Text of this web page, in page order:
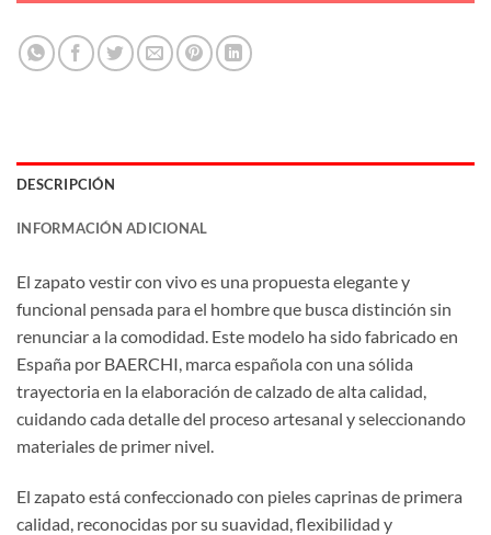
DESCRIPCIÓN
INFORMACIÓN ADICIONAL
El zapato vestir con vivo es una propuesta elegante y
funcional pensada para el hombre que busca distinción sin
renunciar a la comodidad. Este modelo ha sido fabricado en
España por BAERCHI, marca española con una sólida
trayectoria en la elaboración de calzado de alta calidad,
cuidando cada detalle del proceso artesanal y seleccionando
materiales de primer nivel.
El zapato está confeccionado con pieles caprinas de primera
calidad, reconocidas por su suavidad, flexibilidad y